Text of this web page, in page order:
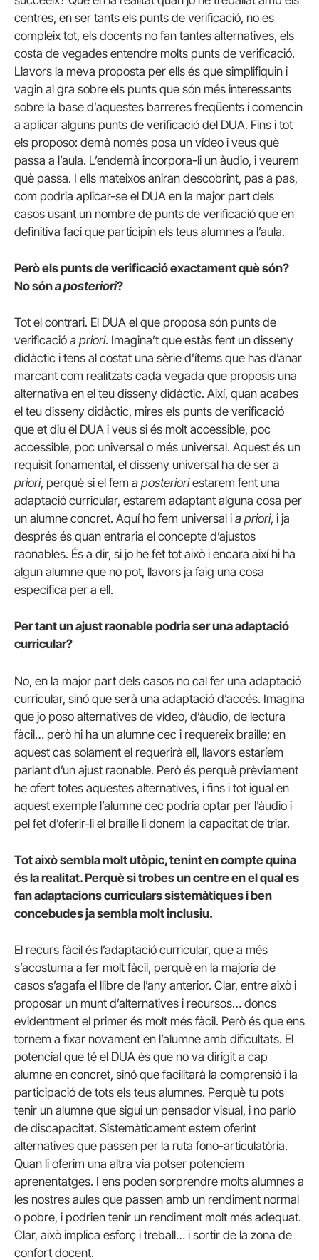
centres, en ser tants els punts de verificació, no es
compleix tot, els docents no fan tantes alternatives, els
costa de vegades entendre molts punts de verificació.
Llavors la meva proposta per ells és que simplifiquin i
vagin al gra sobre els punts que són més interessants
sobre la base d’aquestes barreres freqüents i comencin
a aplicar alguns punts de verificació del DUA. Fins i tot
els proposo: demà només posa un vídeo i veus què
passa a l’aula. L’endemà incorpora-li un àudio, i veurem
què passa. I ells mateixos aniran descobrint, pas a pas,
com podria aplicar-se el DUA en la major part dels
casos usant un nombre de punts de verificació que en
definitiva faci que participin els teus alumnes a l’aula.
Però els punts de verificació exactament què són?
No sóna posteriori?
Tot el contrari. El DUA el que proposa són punts de
verificació a priori. Imagina’t que estàs fent un disseny
didàctic i tens al costat una sèrie d’ítems que has d’anar
marcant com realitzats cada vegada que proposis una
alternativa en el teu disseny didàctic. Així, quan acabes
el teu disseny didàctic, mires els punts de verificació
que et diu el DUA i veus si és molt accessible, poc
accessible, poc universal o més universal. Aquest és un
requisit fonamental, el disseny universal ha de ser a
priori, perquè si el fem a posterioriestarem fent una
adaptació curricular, estarem adaptant alguna cosa per
un alumne concret. Aquí ho fem universal i a priori, i ja
després és quan entraria el concepte d’ajustos
raonables. És a dir, si jo he fet tot això i encara així hi ha
algun alumne que no pot, llavors ja faig una cosa
específica per a ell.
Per tant un ajust raonable podria ser una adaptació
curricular?
No, en la major part dels casos no cal fer una adaptació
curricular, sinó que serà una adaptació d’accés. Imagina
que jo poso alternatives de vídeo, d’àudio, de lectura
fàcil… però hi ha un alumne cec i requereix braille; en
aquest cas solament el requerirà ell, llavors estaríem
parlant d’un ajust raonable. Però és perquè prèviament
he ofert totes aquestes alternatives, i fins i tot igual en
aquest exemple l’alumne cec podria optar per l’àudio i
pel fet d’oferir-li el braille li donem la capacitat de triar.
Tot això sembla molt utòpic, tenint en compte quina
és la realitat. Perquè si trobes un centre en el qual es
fan adaptacions curriculars sistemàtiques i ben
concebudes ja sembla molt inclusiu.
El recurs fàcil és l’adaptació curricular, que a més
s’acostuma a fer molt fàcil, perquè en la majoria de
casos s’agafa el llibre de l’any anterior. Clar, entre això i
proposar un munt d’alternatives i recursos… doncs
evidentment el primer és molt més fàcil. Però és que ens
tornem a fixar novament en l’alumne amb dificultats. El
potencial que té el DUA és que no va dirigit a cap
alumne en concret, sinó que facilitarà la comprensió i la
participació de tots els teus alumnes. Perquè tu pots
tenir un alumne que sigui un pensador visual, i no parlo
de discapacitat. Sistemàticament estem oferint
alternatives que passen per la ruta fono-articulatòria.
Quan li oferim una altra via potser potenciem
aprenentatges. I ens poden sorprendre molts alumnes a
les nostres aules que passen amb un rendiment normal
o pobre, i podrien tenir un rendiment molt més adequat.
Clar, això implica esforç i treball… i sortir de la zona de
confort docent.